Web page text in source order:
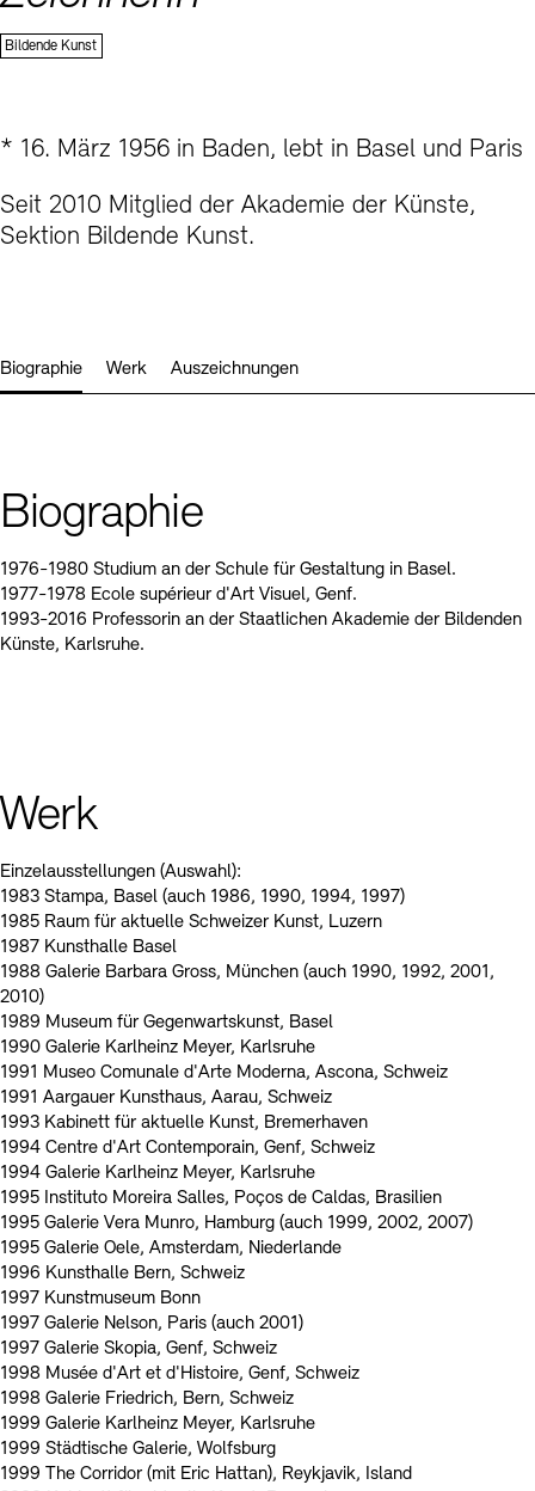
Kontakte Archivdatenbank
Digitale Sammlungen
Sektion
Bildende Kunst
* 16. März 1956 in Baden, lebt in Basel und Paris
Seit 2010 Mitglied der Akademie der Künste,
Sektion Bildende Kunst.
Biographie Werk Auszeichnungen
Biographie
1976-1980 Studium an der Schule für Gestaltung in Basel.
1977-1978 Ecole supérieur d'Art Visuel, Genf.
1993-2016 Professorin an der Staatlichen Akademie der Bildenden
Künste, Karlsruhe.
Werk
Einzelausstellungen (Auswahl):
1983 Stampa, Basel (auch 1986, 1990, 1994, 1997)
1985 Raum für aktuelle Schweizer Kunst, Luzern
1987 Kunsthalle Basel
1988 Galerie Barbara Gross, München (auch 1990, 1992, 2001,
2010)
1989 Museum für Gegenwartskunst, Basel
1990 Galerie Karlheinz Meyer, Karlsruhe
1991 Museo Comunale d'Arte Moderna, Ascona, Schweiz
1991 Aargauer Kunsthaus, Aarau, Schweiz
1993 Kabinett für aktuelle Kunst, Bremerhaven
1994 Centre d'Art Contemporain, Genf, Schweiz
1994 Galerie Karlheinz Meyer, Karlsruhe
1995 Instituto Moreira Salles, Poços de Caldas, Brasilien
1995 Galerie Vera Munro, Hamburg (auch 1999, 2002, 2007)
1995 Galerie Oele, Amsterdam, Niederlande
1996 Kunsthalle Bern, Schweiz
1997 Kunstmuseum Bonn
1997 Galerie Nelson, Paris (auch 2001)
1997 Galerie Skopia, Genf, Schweiz
1998 Musée d'Art et d'Histoire, Genf, Schweiz
1998 Galerie Friedrich, Bern, Schweiz
1999 Galerie Karlheinz Meyer, Karlsruhe
1999 Städtische Galerie, Wolfsburg
1999 The Corridor (mit Eric Hattan), Reykjavik, Island